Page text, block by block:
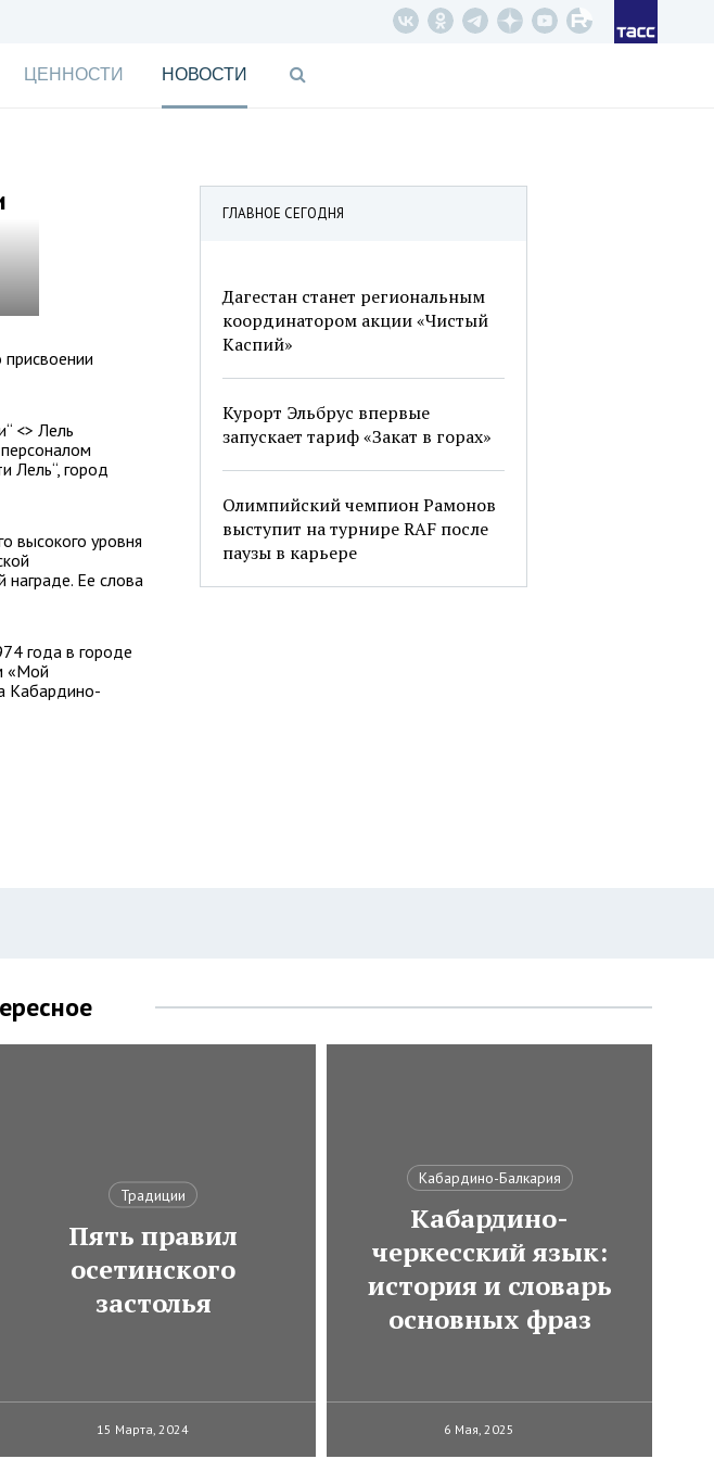
ЦЕННОСТИ НОВОСТИ
ГЛАВНОЕ СЕГОДНЯ
Дагестан станет региональным
координатором акции «Чистый
Каспий»
Курорт Эльбрус впервые
запускает тариф «Закат в горах»
Олимпийский чемпион Рамонов
выступит на турнире RAF после
паузы в карьере
присвоении
<> Лель
Лель“, город
высокого уровня
награде. Ее слова
года в городе
«Мой
Кабардино-
Традиции
Пять правил
осетинского
застолья
15 Марта, 2024
Кабардино-Балкария
Кабардино-
черкесский язык:
история и словарь
основных фраз
6 Мая, 2025